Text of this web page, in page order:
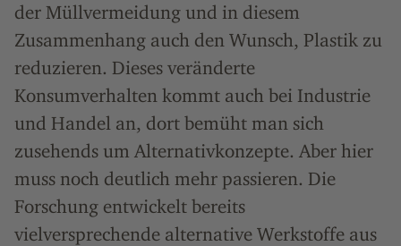
der Müllvermeidung und in diesem
Zusammenhang auch den Wunsch, Plastik zu
reduzieren. Dieses veränderte
Konsumverhalten kommt auch bei Industrie
und Handel an, dort bemüht man sich
zusehends um Alternativkonzepte. Aber hier
muss noch deutlich mehr passieren. Die
Forschung entwickelt bereits
vielversprechende alternative Werkstoffe aus